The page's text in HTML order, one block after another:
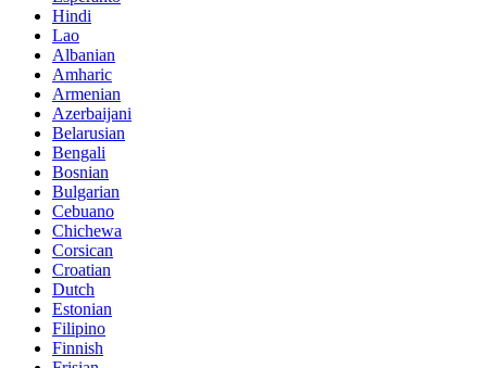
Hindi
Lao
Albanian
Amharic
Armenian
Azerbaijani
Belarusian
Bengali
Bosnian
Bulgarian
Cebuano
Chichewa
Corsican
Croatian
Dutch
Estonian
Filipino
Finnish